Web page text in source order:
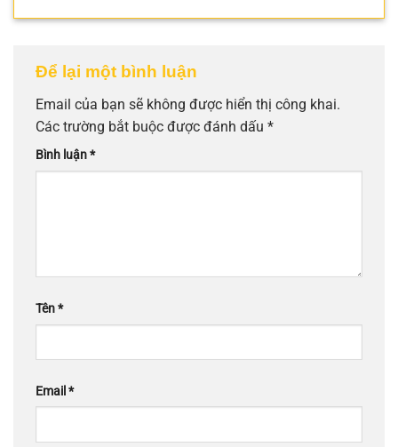
Để lại một bình luận
Email của bạn sẽ không được hiển thị công khai.
Các trường bắt buộc được đánh dấu *
Bình luận*
Tên*
Email *